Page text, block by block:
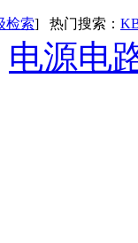
检索] 热门搜索：
电源电